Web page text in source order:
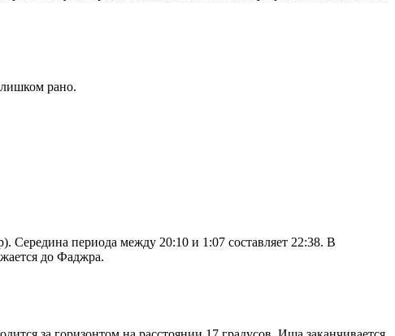
рано.
Середина периода между 20:10 и 1:07 составляет 22:38. В
до Фаджра.